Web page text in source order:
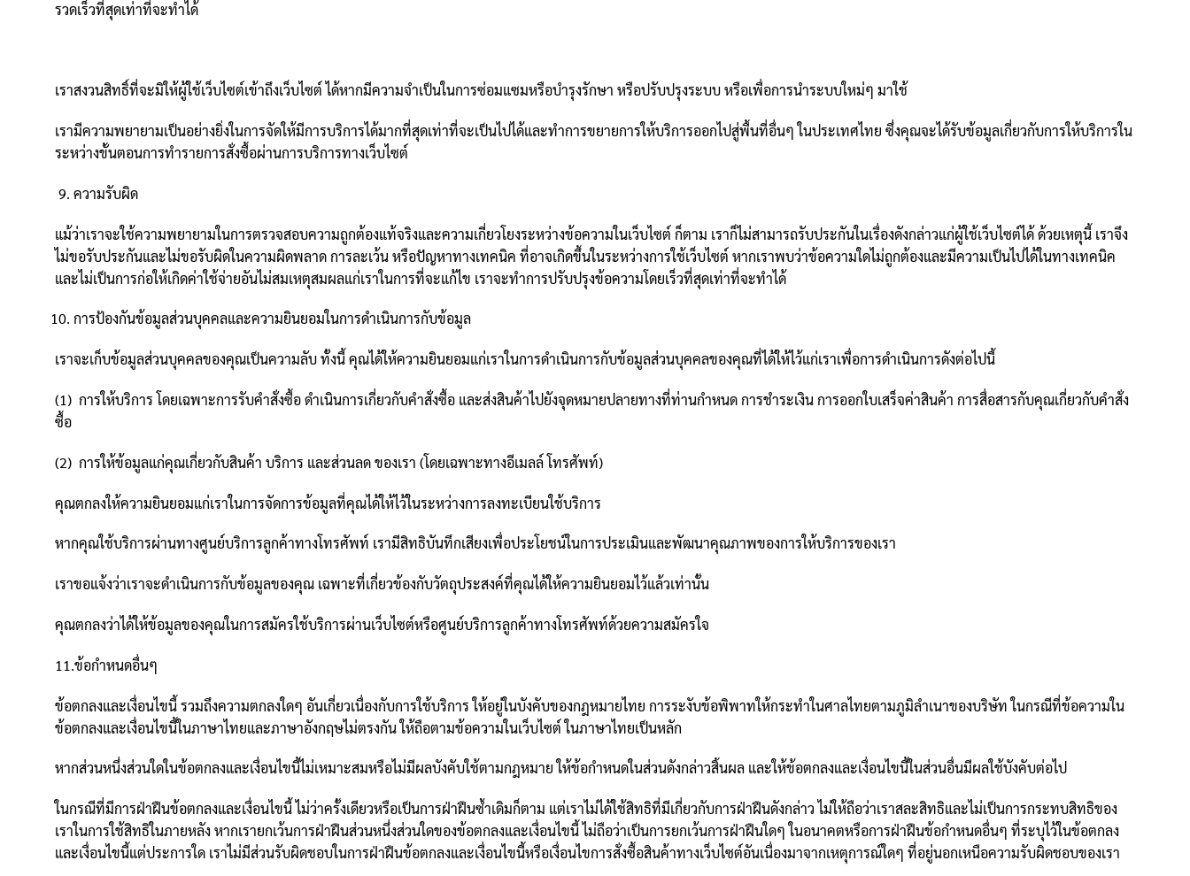
รวดเร็วที่สุดเท่าที่จะทำได้
เราสงวนสิทธิ์ที่จะมิให้ผู้ใช้เว็บไซต์เข้าถึงเว็บไซต์ ได้หากมีความจำเป็นในการซ่อมแซมหรือบำรุงรักษา หรือปรับปรุงระบบ หรือเพื่อการนำระบบใหม่ๆ มาใช้
เรามีความพยายามเป็นอย่างยิ่งในการจัดให้มีการบริการได้มากที่สุดเท่าที่จะเป็นไปได้และทำการขยายการให้บริการออกไปสู่พื้นที่อื่นๆ ในประเทศไทย ซึ่งคุณจะได้รับข้อมูลเกี่ยวกับการให้บริการใน
ระหว่างขั้นตอนการทำรายการสั่งซื้อผ่านการบริการทางเว็บไซต์
ความรับผิด
แม้ว่าเราจะใช้ความพยายามในการตรวจสอบความถูกต้องแท้จริงและความเกี่ยวโยงระหว่างข้อความในเว็บไซต์ ก็ตาม เราก็ไม่สามารถรับประกันในเรื่องดังกล่าวแก่ผู้ใช้เว็บไซต์ได้ ด้วยเหตุนี้ เราจึง
ไม่ขอรับประกันและไม่ขอรับผิดในความผิดพลาด การละเว้น หรือปัญหาทางเทคนิค ที่อาจเกิดขึ้นในระหว่างการใช้เว็บไซต์ หากเราพบว่าข้อความใดไม่ถูกต้องและมีความเป็นไปได้ในทางเทคนิค
และไม่เป็นการก่อให้เกิดค่าใช้จ่ายอันไม่สมเหตุสมผลแก่เราในการที่จะแก้ไข เราจะทำการปรับปรุงข้อความโดยเร็วที่สุดเท่าที่จะทำได้
การป้องกันข้อมูลส่วนบุคคลและความยินยอมในการดำเนินการกับข้อมูล
เราจะเก็บข้อมูลส่วนบุคคลของคุณเป็นความลับ ทั้งนี้ คุณได้ให้ความยินยอมแก่เราในการดำเนินการกับข้อมูลส่วนบุคคลของคุณที่ได้ให้ไว้แก่เราเพื่อการดำเนินการดังต่อไปนี้
(1) การให้บริการ โดยเฉพาะการรับคำสั่งซื้อ ดำเนินการเกี่ยวกับคำสั่งซื้อ และส่งสินค้าไปยังจุดหมายปลายทางที่ท่านกำหนด การชำระเงิน การออกใบเสร็จค่าสินค้า การสื่อสารกับคุณเกี่ยวกับคำสั่ง
ซื้อ
(2) การให้ข้อมูลแก่คุณเกี่ยวกับสินค้า บริการ และส่วนลด ของเรา (โดยเฉพาะทางอีเมลล์ โทรศัพท์)
คุณตกลงให้ความยินยอมแก่เราในการจัดการข้อมูลที่คุณได้ให้ไว้ในระหว่างการลงทะเบียนใช้บริการ
หากคุณใช้บริการผ่านทางศูนย์บริการลูกค้าทางโทรศัพท์ เรามีสิทธิบันทึกเสียงเพื่อประโยชน์ในการประเมินและพัฒนาคุณภาพของการให้บริการของเรา
เราขอแจ้งว่าเราจะดำเนินการกับข้อมูลของคุณ เฉพาะที่เกี่ยวข้องกับวัตถุประสงค์ที่คุณได้ให้ความยินยอมไว้แล้วเท่านั้น
คุณตกลงว่าได้ให้ข้อมูลของคุณในการสมัครใช้บริการผ่านเว็บไซต์หรือศูนย์บริการลูกค้าทางโทรศัพท์ด้วยความสมัครใจ
11.ข้อกำหนดอื่นๆ
ข้อตกลงและเงื่อนไขนี้ รวมถึงความตกลงใดๆ อันเกี่ยวเนื่องกับการใช้บริการ ให้อยู่ในบังคับของกฎหมายไทย การระงับข้อพิพาทให้กระทำในศาลไทยตามภูมิลำเนาของบริษัท ในกรณีที่ข้อความใน
ข้อตกลงและเงื่อนไขนี้ในภาษาไทยและภาษาอังกฤษไม่ตรงกัน ให้ถือตามข้อความในเว็บไซต์ ในภาษาไทยเป็นหลัก
หากส่วนหนึ่งส่วนใดในข้อตกลงและเงื่อนไขนี้ไม่เหมาะสมหรือไม่มีผลบังคับใช้ตามกฎหมาย ให้ข้อกำหนดในส่วนดังกล่าวสิ้นผล และให้ข้อตกลงและเงื่อนไขนี้ในส่วนอื่นมีผลใช้บังคับต่อไป
ในกรณีที่มีการฝ่าฝืนข้อตกลงและเงื่อนไขนี้ ไม่ว่าครั้งเดียวหรือเป็นการฝ่าฝืนซ้ำเดิมก็ตาม แต่เราไม่ได้ใช้สิทธิที่มีเกี่ยวกับการฝ่าฝืนดังกล่าว ไม่ให้ถือว่าเราสละสิทธิและไม่เป็นการกระทบสิทธิของ
เราในการใช้สิทธิในภายหลัง หากเรายกเว้นการฝ่าฝืนส่วนหนึ่งส่วนใดของข้อตกลงและเงื่อนไขนี้ ไม่ถือว่าเป็นการยกเว้นการฝ่าฝืนใดๆ ในอนาคตหรือการฝ่าฝืนข้อกำหนดอื่นๆ ที่ระบุไว้ในข้อตกลง
และเงื่อนไขนี้แต่ประการใด เราไม่มีส่วนรับผิดชอบในการฝ่าฝืนข้อตกลงและเงื่อนไขนี้หรือเงื่อนไขการสั่งซื้อสินค้าทางเว็บไซต์อันเนื่องมาจากเหตุการณ์ใดๆ ที่อยู่นอกเหนือความรับผิดชอบของเรา